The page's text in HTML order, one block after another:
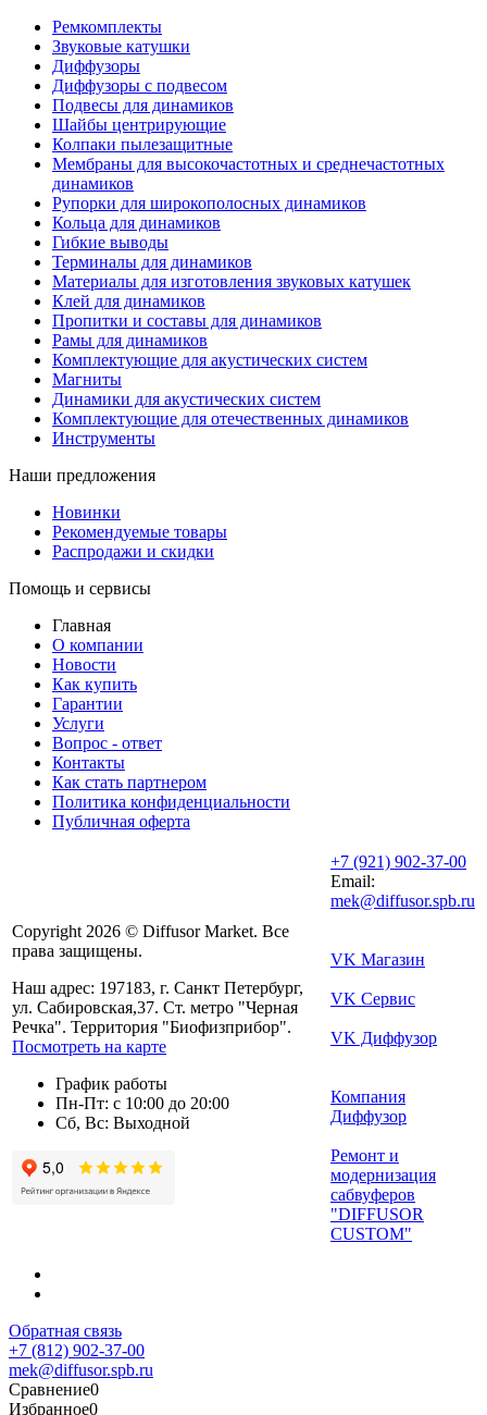
Ремкомплекты
Звуковые катушки
Диффузоры
Диффузоры с подвесом
Подвесы для динамиков
Шайбы центрирующие
Колпаки пылезащитные
Мембраны для высокочастотных и среднечастотных
динамиков
Рупорки для широкополосных динамиков
Кольца для динамиков
Гибкие выводы
Терминалы для динамиков
Материалы для изготовления звуковых катушек
Клей для динамиков
Пропитки и составы для динамиков
Рамы для динамиков
Комплектующие для акустических систем
Магниты
Динамики для акустических систем
Комплектующие для отечественных динамиков
Инструменты
Наши предложения
Новинки
Рекомендуемые товары
Распродажи и скидки
Помощь и сервисы
Главная
О компании
Новости
Как купить
Гарантии
Услуги
Вопрос - ответ
Контакты
Как стать партнером
Политика конфиденциальности
Публичная оферта
Copyright 2026 © Diffusor Market. Все
права защищены.
Наш адрес: 197183, г. Санкт Петербург,
ул. Сабировская,37. Ст. метро "Черная
Речка". Территория "Биофизприбор".
Посмотреть на карте
График работы
Пн-Пт: с 10:00 до 20:00
Сб, Вс: Выходной
+7 (921) 902-37-00
Email:
mek@diffusor.spb.ru
VK Магазин
VK Сервис
VK Диффузор
Компания
Диффузор
Ремонт и
модернизация
сабвуферов
"DIFFUSOR
CUSTOM"
Обратная связь
+7 (812) 902-37-00
mek@diffusor.spb.ru
Сравнение0
Избранное0